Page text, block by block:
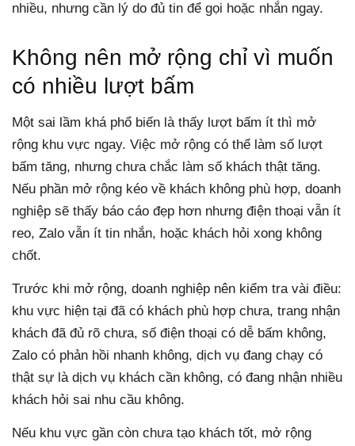
nhiều, nhưng cần lý do đủ tin để gọi hoặc nhắn ngay.
Không nên mở rộng chỉ vì muốn
có nhiều lượt bấm
Một sai lầm khá phổ biến là thấy lượt bấm ít thì mở
rộng khu vực ngay. Việc mở rộng có thể làm số lượt
bấm tăng, nhưng chưa chắc làm số khách thật tăng.
Nếu phần mở rộng kéo về khách không phù hợp, doanh
nghiệp sẽ thấy báo cáo đẹp hơn nhưng điện thoại vẫn ít
reo, Zalo vẫn ít tin nhắn, hoặc khách hỏi xong không
chốt.
Trước khi mở rộng, doanh nghiệp nên kiểm tra vài điều:
khu vực hiện tại đã có khách phù hợp chưa, trang nhận
khách đã đủ rõ chưa, số điện thoại có dễ bấm không,
Zalo có phản hồi nhanh không, dịch vụ đang chạy có
thật sự là dịch vụ khách cần không, có đang nhận nhiều
khách hỏi sai nhu cầu không.
Nếu khu vực gần còn chưa tạo khách tốt, mở rộng